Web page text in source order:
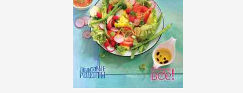
Криминальные